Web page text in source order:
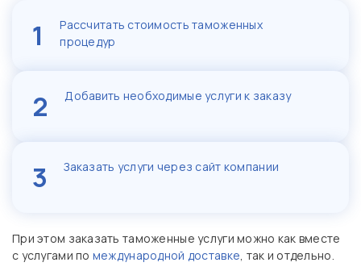
1
Рассчитать стоимость таможенных
процедур
2 Добавить необходимые услуги к заказу
3 Заказать услуги через сайт компании
При этом заказать таможенные услуги можно как вместе
с услугами по международной доставке, так и отдельно.